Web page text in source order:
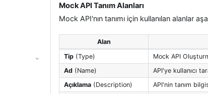
Mock API Tanım Alanları
Mock API'nın tanımı için kullanılan alanlar
Alan
Tip(Type)
Mock API
Ad (Name)
API'ye kullanıcı
Açıklama(Description)
API'nin tanım